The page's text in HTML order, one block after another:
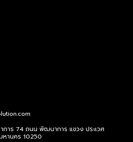
าร 74 ถนน พัฒนาการ แขวง ประเวศ
หานคร 10250